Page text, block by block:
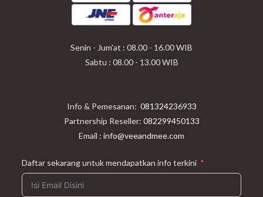
new
new
new
Senin - Jum'at : 08.00 - 16.00 WIB
Sabtu : 08.00 - 13.00 WIB
Info & Pemesanan: 081324236933
Partnership Reseller: 082299450133
Email : info@veeandmee.com
Daftar sekarang untuk mendapatkan info terkini